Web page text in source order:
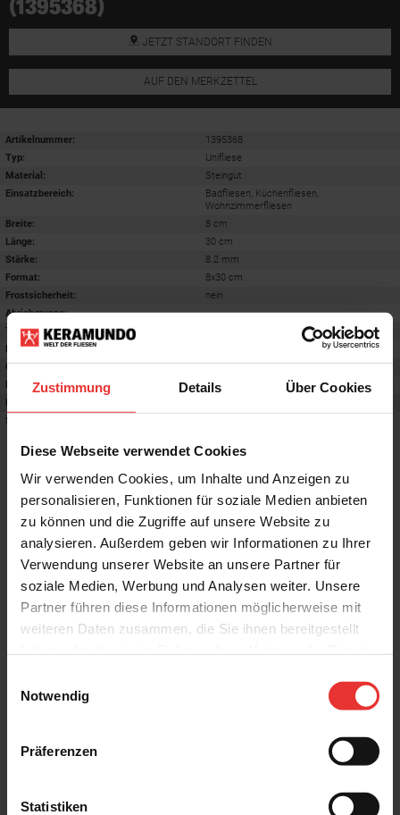
Zustimmung Details Über Cookies
Diese Webseite verwendet Cookies
Wir verwenden Cookies, um Inhalte und Anzeigen zu
personalisieren, Funktionen für soziale Medien anbieten
zu können und die Zugriffe auf unsere Website zu
analysieren. Außerdem geben wir Informationen zu Ihrer
Verwendung unserer Website an unsere Partner für
soziale Medien, Werbung und Analysen weiter. Unsere
Partner führen diese Informationen möglicherweise mit
weiteren Daten zusammen, die Sie ihnen bereitgestellt
Notwendig
Präferenzen
Statistiken
(1395368)
JETZT STANDORT FINDEN
AUF DEN MERKZETTEL
Artikelnummer:
1395368
Typ:
Unifliese
Material:
Steingut
Einsatzbereich:
Badfliesen, Küchenfliesen,
Wohnzimmerfliesen
Breite:
8 cm
Länge:
30 cm
Stärke:
8.2 mm
Format:
8x30 cm
Frostsicherheit:
nein
Abriebgruppe:
-
Trittsicherheit barfuß:
Farbton:
Oberfläche:
glänzend
Rektifiziert:
nein
Rutschhemmwert
Stilrichtung
Weitere Produkte aus der Serie
New Poitiers